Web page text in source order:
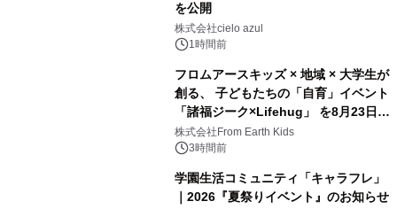
を公開
株式会社cielo azul
1時間前
フロムアースキッズ × 地域 × 大学生が
創る、 子どもたちの「自育」イベント
「諸福ジーク×Lifehug」 を8月23日
(日)開催
株式会社From Earth Kids
3時間前
学園生活コミュニティ「キャラフレ」
｜2026『夏祭りイベント』のお知らせ